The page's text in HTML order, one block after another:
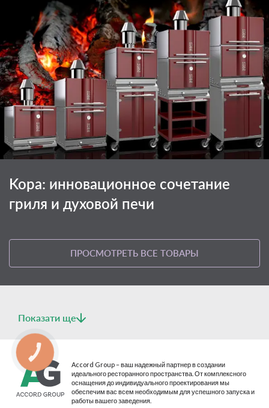
Kopa: инновационное сочетание
гриля и духовой печи
ПРОСМОТРЕТЬ ВСЕ ТОВАРЫ
Показати ще
Accord Group – ваш надежный партнер в создании
идеального ресторанного пространства. От комплексного
оснащения до индивидуального проектирования мы
обеспечим вас всем необходимым для успешного запуска и
работы вашего заведения.
КНОПКА
СВЯЗИ